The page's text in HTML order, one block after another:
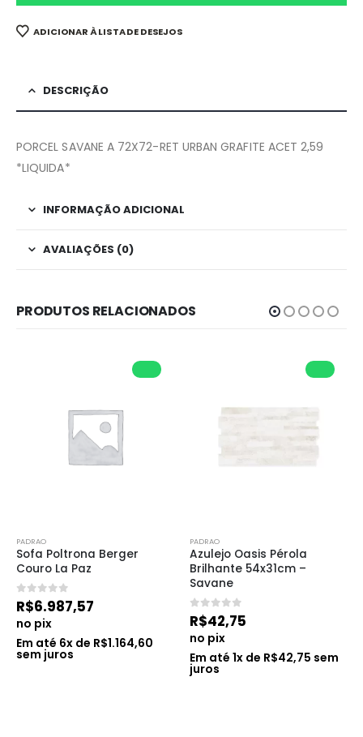
ADICIONAR À LISTA DE DESEJOS
DESCRIÇÃO
PORCEL SAVANE A 72X72-RET URBAN GRAFITE ACET 2,59
*LIQUIDA*
INFORMAÇÃO ADICIONAL
AVALIAÇÕES (0)
PRODUTOS RELACIONADOS
PADRAO
Sofa Poltrona Berger
Couro La Paz
0de 5
R$6.987,57
no pix
Em até 6x de R$1.164,60
sem juros
PADRAO
Azulejo Oasis Pérola
Brilhante 54x31cm –
Savane
0de 5
R$42,75
no pix
Em até 1x de R$42,75 sem
juros